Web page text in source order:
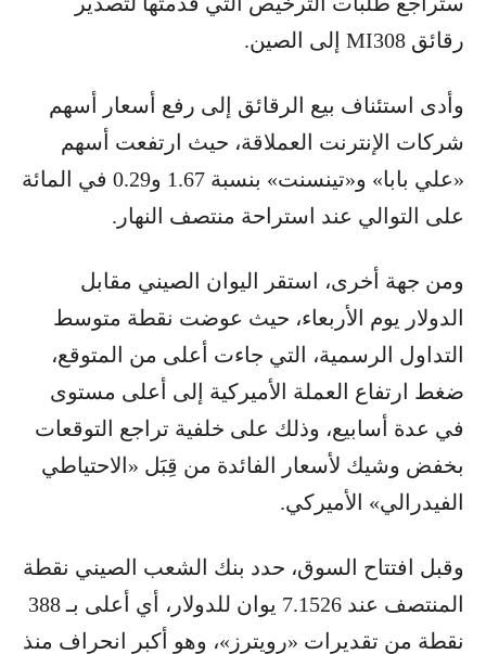
رقائق MI308 إلى الصين.
وأدى استئناف بيع الرقائق إلى رفع أسعار أسهم
شركات الإنترنت العملاقة، حيث ارتفعت أسهم
«علي بابا» و«تينسنت» بنسبة 1.67 و0.29 في المائة
على التوالي عند استراحة منتصف النهار.
ومن جهة أخرى، استقر اليوان الصيني مقابل
الدولار يوم الأربعاء، حيث عوضت نقطة متوسط
التداول الرسمية، التي جاءت أعلى من المتوقع،
ضغط ارتفاع العملة الأميركية إلى أعلى مستوى
في عدة أسابيع، وذلك على خلفية تراجع التوقعات
بخفض وشيك لأسعار الفائدة من قِبَل «الاحتياطي
الفيدرالي» الأميركي.
وقبل افتتاح السوق، حدد بنك الشعب الصيني نقطة
المنتصف عند 7.1526 يوان للدولار، أي أعلى بـ 388
نقطة من تقديرات «رويترز»، وهو أكبر انحراف منذ